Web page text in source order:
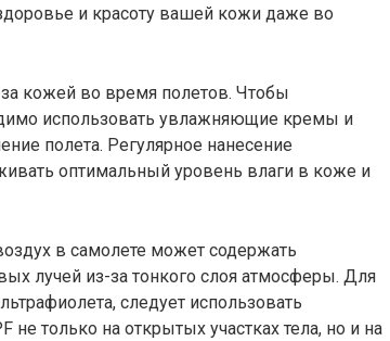
и красоту вашей кожи даже во
кожей во время полетов. Чтобы
использовать увлажняющие кремы и
полета. Регулярное нанесение
оптимальный уровень влаги в коже и
в самолете может содержать
лучей из-за тонкого слоя атмосферы. Для
следует использовать
только на открытых участках тела, но и на